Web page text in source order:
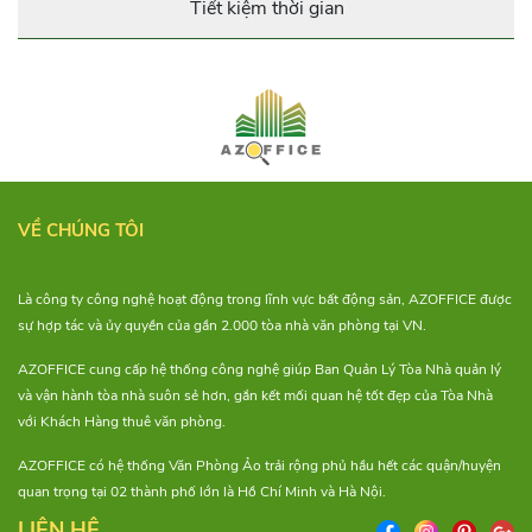
Tiết kiệm thời gian
VỀ CHÚNG TÔI
Là công ty công nghệ hoạt động trong lĩnh vực bất động sản, AZOFFICE được
sự hợp tác và ủy quyền của gần 2.000 tòa nhà văn phòng tại VN.
AZOFFICE cung cấp hệ thống công nghệ giúp Ban Quản Lý Tòa Nhà quản lý
và vận hành tòa nhà suôn sẻ hơn, gắn kết mối quan hệ tốt đẹp của Tòa Nhà
với Khách Hàng thuê văn phòng.
AZOFFICE có hệ thống Văn Phòng Ảo trải rộng phủ hầu hết các quận/huyện
quan trọng tại 02 thành phố lớn là Hồ Chí Minh và Hà Nội.